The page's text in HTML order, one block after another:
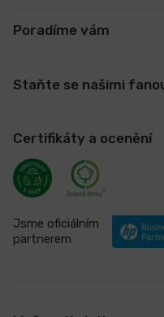
Poradíme vám
Staňte se našimi
Certifikáty a ocenění
Jsme oficiálním
partnerem